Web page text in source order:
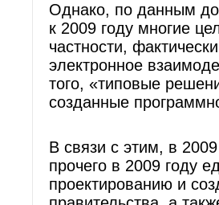
Однако, по данным
к 2009 году многие
частности,
электронное
того, «типовые
созданные
В связи с этим, в
прочего в 2009 году
проектированию и